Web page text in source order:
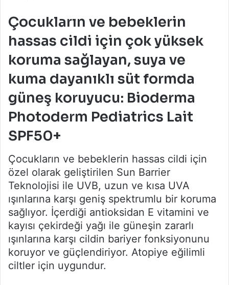
Çocukların ve bebeklerin
hassas cildi için çok yüksek
koruma sağlayan, suya ve
kuma dayanıklı süt formda
güneş koruyucu: Bioderma
Photoderm Pediatrics Lait
SPF50+
Çocukların ve bebeklerin hassas cildi için
özel olarak geliştirilen Sun Barrier
Teknolojisi ile UVB, uzun ve kısa UVA
ışınlarına karşı geniş spektrumlu bir koruma
sağlıyor. İçerdiği antioksidan E vitamini ve
kayısı çekirdeği yağı ile güneşin zararlı
ışınlarına karşı cildin bariyer fonksiyonunu
koruyor ve güçlendiriyor. Atopiye eğilimli
ciltler için uygundur.